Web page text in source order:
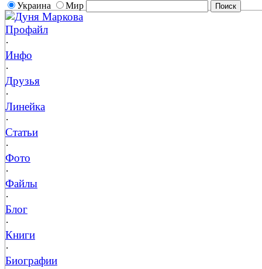
Украина Мир
Дуня Маркова
Профайл
·
Инфо
·
Друзья
·
Линейка
·
Статьи
·
Фото
·
Файлы
·
Блог
·
Книги
·
Биографии